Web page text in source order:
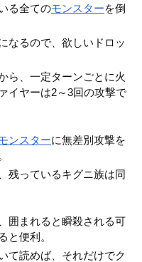
る全てのモンスターを倒
なるので、欲しいドロッ
ら、一定ターンごとに火
イヤーは2～3回の攻撃で
ンスターに無差別攻撃を
残っているキグニ族は同
囲まれると瞬殺される可
と便利。
て読めば、それだけでク